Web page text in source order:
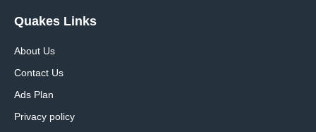
Quakes Links
About Us
Contact Us
Ads Plan
Privacy policy